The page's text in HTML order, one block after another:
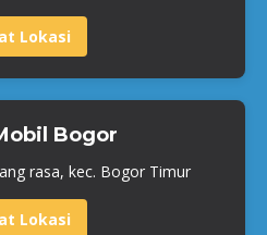
Lokasi
Bogor
rasa, kec. Bogor Timur
Lokasi